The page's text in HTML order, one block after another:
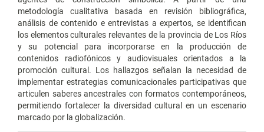
metodología cualitativa basada en revisión bibliográfica,
análisis de contenido e entrevistas a expertos, se identifican
los elementos culturales relevantes de la provincia de Los Ríos
y su potencial para incorporarse en la producción de
contenidos radiofónicos y audiovisuales orientados a la
promoción cultural. Los hallazgos señalan la necesidad de
implementar estrategias comunicacionales participativas que
articulen saberes ancestrales con formatos contemporáneos,
permitiendo fortalecer la diversidad cultural en un escenario
marcado por la globalización.